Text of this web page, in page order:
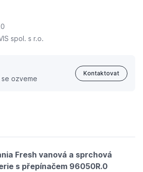
spol. s r.o.
ozveme
Kontaktovat
Fresh vanová a sprchová
s přepínačem 96050R.0